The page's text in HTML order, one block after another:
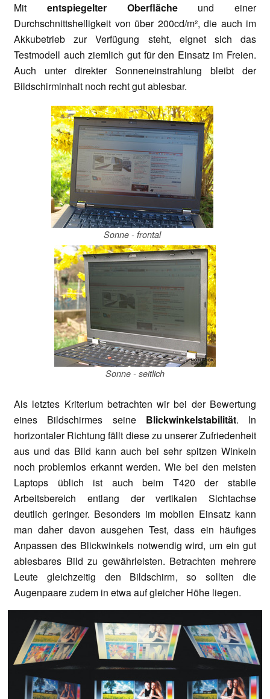
Mit entspiegelter Oberflächeund einer
Durchschnittshelligkeit von über 200cd/m², die auch im
Akkubetrieb zur Verfügung steht, eignet sich das
Testmodell auch ziemlich gut für den Einsatz im Freien.
Auch unter direkter Sonneneinstrahlung bleibt der
Bildschirminhalt noch recht gut ablesbar.
Sonne - frontal
Sonne - seitlich
Als letztes Kriterium betrachten wir bei der Bewertung
eines Bildschirmes seine Blickwinkelstabilität. In
horizontaler Richtung fällt diese zu unserer Zufriedenheit
aus und das Bild kann auch bei sehr spitzen Winkeln
noch problemlos erkannt werden. Wie bei den meisten
Laptops üblich ist auch beim T420 der stabile
Arbeitsbereich entlang der vertikalen Sichtachse
deutlich geringer. Besonders im mobilen Einsatz kann
man daher davon ausgehen Test, dass ein häufiges
Anpassen des Blickwinkels notwendig wird, um ein gut
ablesbares Bild zu gewährleisten. Betrachten mehrere
Leute gleichzeitig den Bildschirm, so sollten die
Augenpaare zudem in etwa auf gleicher Höhe liegen.